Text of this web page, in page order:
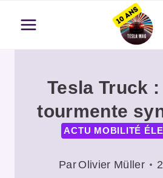
contenu
Tesla Truck
tourmente
ACTU MOBILITÉ
Par Olivier Müller